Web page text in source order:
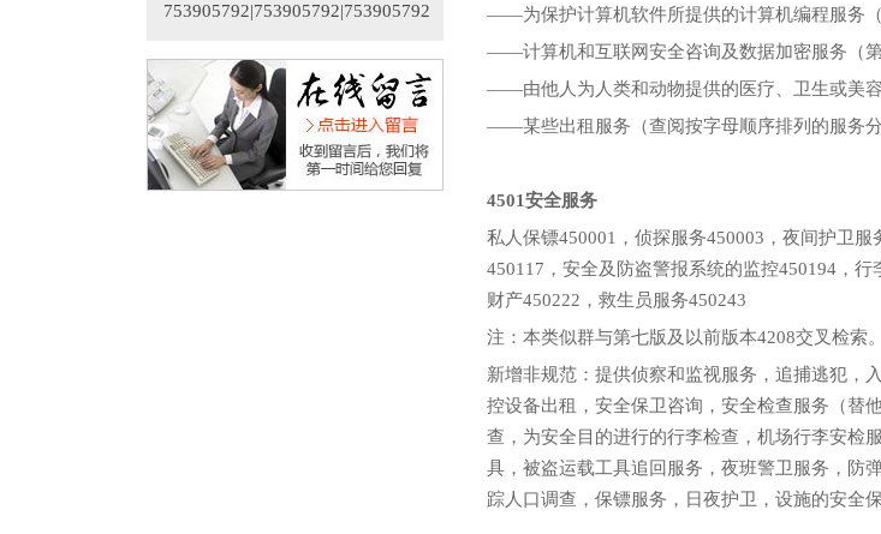
753905792|753905792|753905792
——为保护计算机软件所提供的计算机编程服务（
——计算机和互联网安全咨询及数据加密服务（第
——由他人为人类和动物提供的医疗、卫生或美容
——某些出租服务（查阅按字母顺序排列的服务
4501安全服务
私人保镖450001，侦探服务450003，夜间护卫
450117，安全及防盗警报系统的监控450194，
财产450222，救生员服务450243
注：本类似群与第七版及以前版本4208交叉检索。
新增非规范：提供侦察和监视服务，追捕逃犯，
控设备出租，安全保卫咨询，安全检查服务（替
查，为安全目的进行的行李检查，机场行李安检
具，被盗运载工具追回服务，夜班警卫服务，防
踪人口调查，保镖服务，日夜护卫，设施的安全